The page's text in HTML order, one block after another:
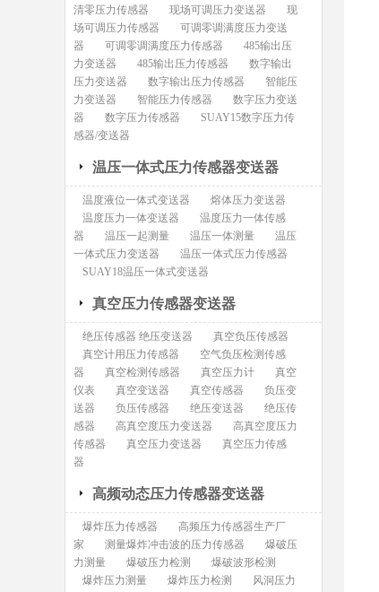
清零压力传感器
现场可调压力变送器
现
场可调压力传感器
可调零调满度压力变送
器
可调零调满度压力传感器
485输出压
力变送器
485输出压力传感器
数字输出
压力变送器
数字输出压力传感器
智能压
力变送器
智能压力传感器
数字压力变送
器
数字压力传感器
SUAY15数字压力传
感器/变送器
温压一体式压力传感器变送器
温度液位一体式变送器
熔体压力变送器
温度压力一体变送器
温度压力一体传感
器
温压一起测量 温压一体测量
温压
一体式压力变送器
温压一体式压力传感器
SUAY18温压一体式变送器
真空压力传感器变送器
绝压传感器 绝压变送器
真空负压传感器
真空计用压力传感器
空气负压检测传感
器
真空检测传感器 真空压力计
真空
仪表
真空变送器 真空传感器
负压变
送器
负压传感器 绝压变送器
绝压传
感器
高真空度压力变送器
高真空度压力
传感器
真空压力变送器
真空压力传感
器
高频动态压力传感器变送器
爆炸压力传感器
高频压力传感器生产厂
家
测量爆炸冲击波的压力传感器
爆破压
力测量
爆破压力检测
爆破波形检测
爆炸压力测量
爆炸压力检测
风洞压力